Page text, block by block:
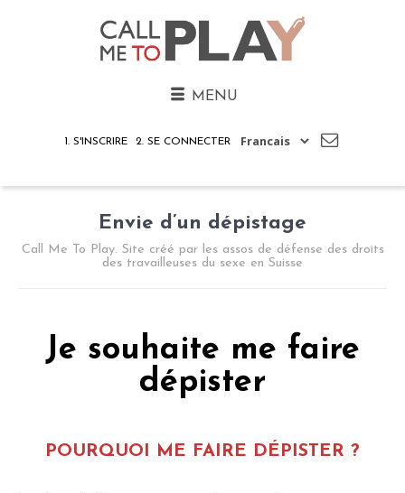
MENU
1. S'INSCRIRE 2. SE CONNECTER
Envie d’un dépistage
Call Me To Play. Site créé par les assos de défense des droits
des travailleuses du sexe en Suisse
Je souhaite me faire
dépister
POURQUOI ME FAIRE DÉPISTER ?